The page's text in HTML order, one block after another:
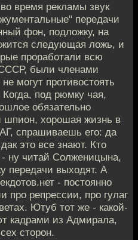
время рекламы звук
передачи
фон, подложку, на
следующая ложь, и
проработали всю
были членами
могут противостоять
под рюмку чая,
обязательно
шпион, хорошая жизнь в
спрашиваешь его: да
это все знают. Кто
ну читай Солженицына,
передачи выходят. А
- постоянно
про репрессии, про гулаг
Ютуб тот же - какой-
кадрами из Адмирала,
сторон.